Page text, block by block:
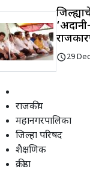
schedule29
राजकीय
महानगरपालिका
जिल्हा परिषद
शैक्षणिक
क्रीडा